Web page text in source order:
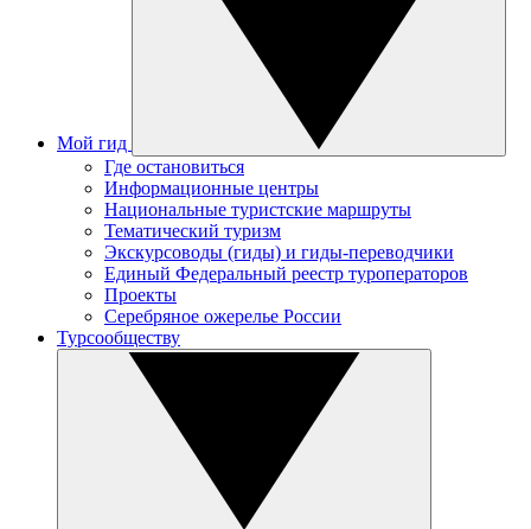
Мой гид
Где остановиться
Информационные центры
Национальные туристские маршруты
Тематический туризм
Экскурсоводы (гиды) и гиды-переводчики
Единый Федеральный реестр туроператоров
Проекты
Серебряное ожерелье России
Турсообществу